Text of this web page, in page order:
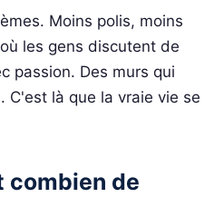
Moins polis, moins
les gens discutent de
passion. Des murs qui
C'est là que la vraie vie se
combien de